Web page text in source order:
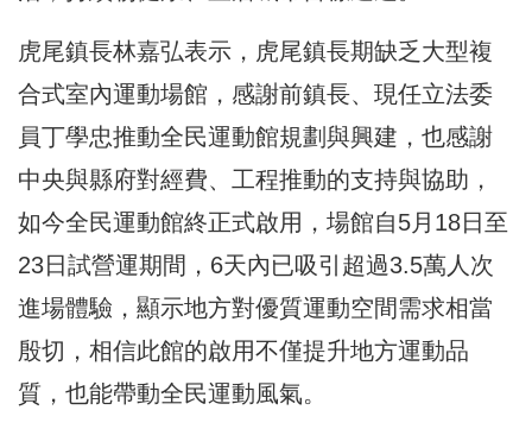
虎尾鎮長林嘉弘表示，虎尾鎮長期缺乏大型複
合式室內運動場館，感謝前鎮長、現任立法委
員丁學忠推動全民運動館規劃與興建，也感謝
中央與縣府對經費、工程推動的支持與協助，
如今全民運動館終正式啟用，場館自5月18日至
23日試營運期間，6天內已吸引超過3.5萬人次
進場體驗，顯示地方對優質運動空間需求相當
殷切，相信此館的啟用不僅提升地方運動品
質，也能帶動全民運動風氣。